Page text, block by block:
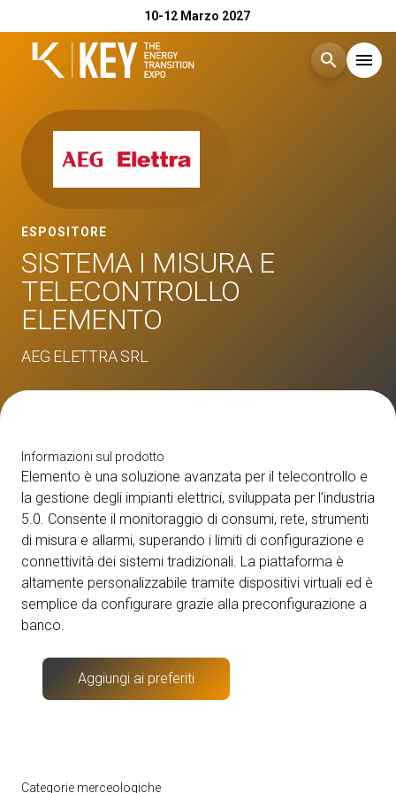
10-12 Marzo 2027
search menu
Menù
Esponi
Visita
Catalogo Espositori 2026
Eventi
Prenota il tuo spazio
ESPOSITORE
SISTEMA I MISURA E
TELECONTROLLO
ELEMENTO
AEG ELETTRA SRL
Informazioni sul prodotto
Elemento è una soluzione avanzata per il telecontrollo e
la gestione degli impianti elettrici, sviluppata per l’industria
5.0. Consente il monitoraggio di consumi, rete, strumenti
di misura e allarmi, superando i limiti di configurazione e
connettività dei sistemi tradizionali. La piattaforma è
altamente personalizzabile tramite dispositivi virtuali ed è
semplice da configurare grazie alla preconfigurazione a
banco.
Aggiungi ai preferiti
Categorie merceologiche